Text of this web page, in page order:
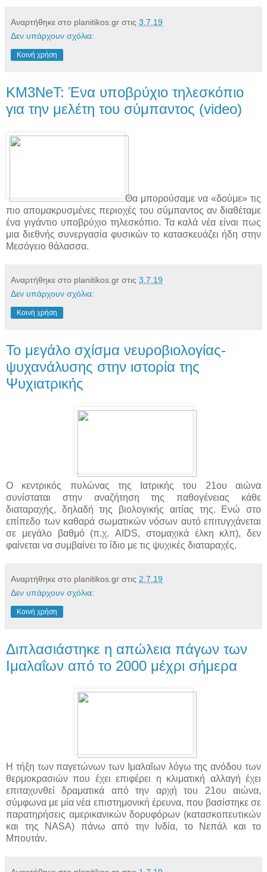
Αναρτήθηκε στο planitikos.gr στις 3.7.19
Δεν υπάρχουν σχόλια:
Κοινή χρήση
KM3NeT: Ένα υποβρύχιο τηλεσκόπιο
για την μελέτη του σύμπαντος (video)
Θα μπορούσαμε να «δούμε» τις
πιο απομακρυσμένες περιοχές του σύμπαντος αν διαθέταμε
ένα γιγάντιο υποβρύχιο τηλεσκόπιο. Τα καλά νέα είναι πως
μια διεθνής συνεργασία φυσικών το κατασκευάζει ήδη στην
Μεσόγειο θάλασσα.
Αναρτήθηκε στο planitikos.gr στις 3.7.19
Δεν υπάρχουν σχόλια:
Κοινή χρήση
Το μεγάλο σχίσμα νευροβιολογίας-
ψυχανάλυσης στην ιστορία της
Ψυχιατρικής
Ο κεντρικός πυλώνας της Ιατρικής του 21ου αιώνα
συνίσταται στην αναζήτηση της παθογένειας κάθε
διαταραχής, δηλαδή της βιολογικής αιτίας της. Ενώ στο
επίπεδο των καθαρά σωματικών νόσων αυτό επιτυγχάνεται
σε μεγάλο βαθμό (π.χ. AIDS, στομαχικά έλκη κλπ), δεν
φαίνεται να συμβαίνει το ίδιο με τις ψυχικές διαταραχές.
Αναρτήθηκε στο planitikos.gr στις 2.7.19
Δεν υπάρχουν σχόλια:
Κοινή χρήση
Διπλασιάστηκε η απώλεια πάγων των
Ιμαλαΐων από το 2000 μέχρι σήμερα
Η τήξη των παγετώνων των Ιμαλαΐων λόγω της ανόδου των
θερμοκρασιών που έχει επιφέρει η κλιματική αλλαγή έχει
επιταχυνθεί δραματικά από την αρχή του 21ου αιώνα,
σύμφωνα με μία νέα επιστημονική έρευνα, που βασίστηκε σε
παρατηρήσεις αμερικανικών δορυφόρων (κατασκοπευτικών
και της NASA) πάνω από την Ινδία, το Νεπάλ και το
Μπουτάν.